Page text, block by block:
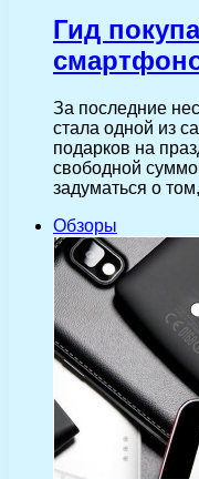
Гид
За последние
стала одной из
подарков на
свободной
задуматься о
Обзоры